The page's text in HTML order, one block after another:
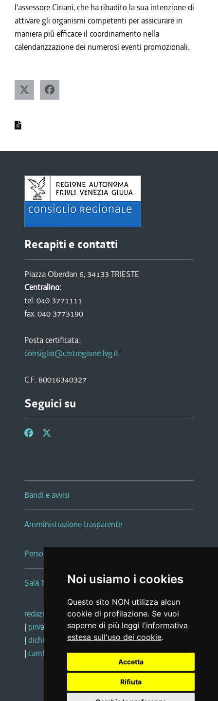
Noi usiamo i cookies
Questo sito NON utilizza alcun
cookie di profilazione. Se vuoi
saperne di più leggi l'informativa
estesa sull'uso dei cookie.
Accetta
Rifiuta
l'assessore Ciriani, che ha ribadito la sua intenzione di
attivare gli organismi competenti per assicurare in
maniera più efficace il coordinamento nella
calendarizzazione dei numerosi eventi promozionali.
Recapiti e contatti
Piazza Oberdan 6, 34133 TRIESTE
Centralino:
tel. 040 3771111
fax. 040 3773190
Posta certificata:
consiglio@certregione.fvg.it
C.F. 80016340327
Seguici su
Bandi e avvisi
Amministrazione trasparente
Persone e Uffici
Sala Tiziano Tessitori
redazione web |note legali |glossario
| privacy
social media policy
| dichiarazione di accessibilità |feedback
| cambio preferenze cookie
Realizzato da